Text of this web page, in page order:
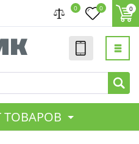
0 0 0
ТОВАРОВ